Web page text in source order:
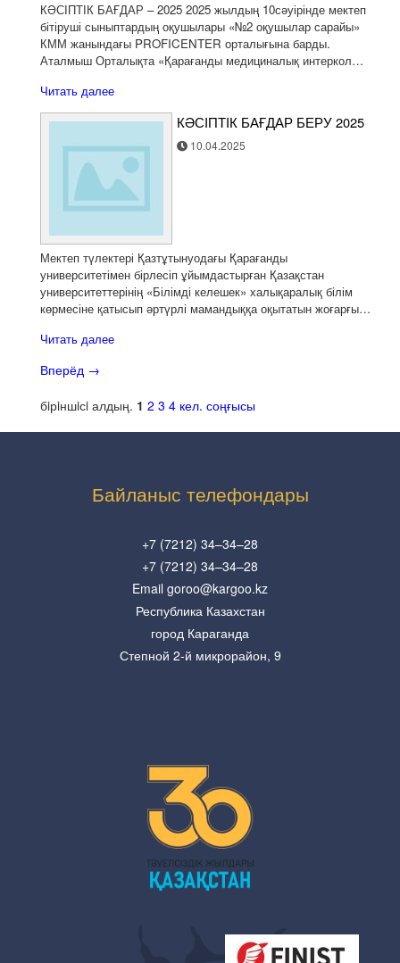
КӘСІПТІК БАҒДАР – 2025 2025 жылдың 10сәуірінде мектеп
бітіруші сыныптардың оқушылары «№2 оқушылар сарайы»
КММ жанындағы PROFICENTER орталығына барды.
Аталмыш Орталықта «Қарағанды медициналық интеркол…
Читать далее
КӘСІПТІК БАҒДАР БЕРУ 2025
10.04.2025
Мектеп түлектері Қазтұтынуодағы Қарағанды
университетімен бірлесіп ұйымдастырған Қазақстан
университеттерінің «Білімді келешек» халықаралық білім
көрмесіне қатысып әртүрлі мамандыққа оқытатын жоғарғы…
Читать далее
Вперёд →
бiрiншiсi алдың. 1 2 3 4 кел. соңғысы
Байланыс телефондары
+7 (7212) 34–34–28
+7 (7212) 34–34–28
Email goroo@kargoo.kz
Республика Казахстан
город Караганда
Степной 2-й микрорайон, 9